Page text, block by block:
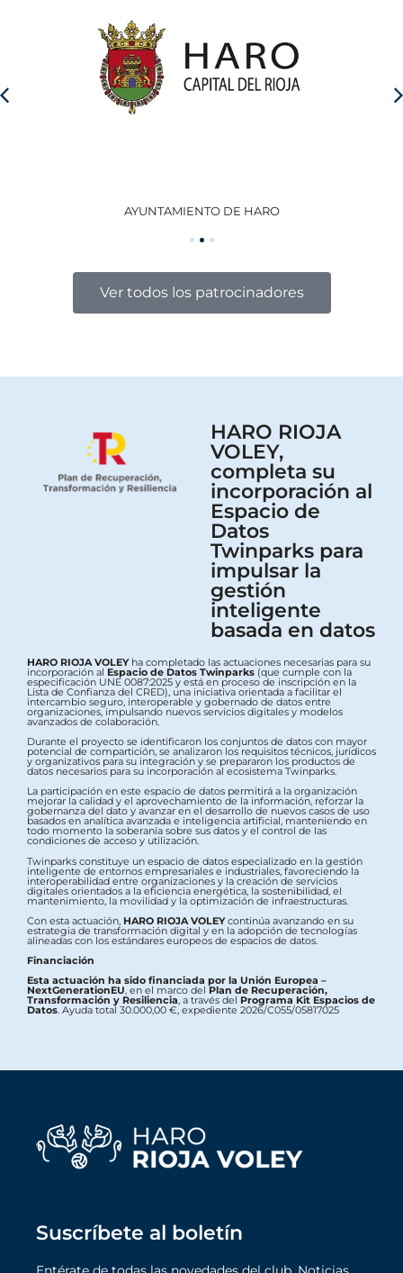
AYUNTAMIENTO DE HARO
Ver todos los patrocinadores
HARO RIOJA
VOLEY,
completa su
incorporación al
Espacio de
Datos
Twinparks para
impulsar la
gestión
inteligente
basada en datos
HARO RIOJA VOLEYha completado las actuaciones necesarias para su
incorporación al Espacio de Datos Twinparks (que cumple con la
especificación UNE 0087:2025 y está en proceso de inscripción en la
Lista de Confianza del CRED), una iniciativa orientada a facilitar el
intercambio seguro, interoperable y gobernado de datos entre
organizaciones, impulsando nuevos servicios digitales y modelos
avanzados de colaboración.
Durante el proyecto se identificaron los conjuntos de datos con mayor
potencial de compartición, se analizaron los requisitos técnicos, jurídicos
y organizativos para su integración y se prepararon los productos de
datos necesarios para su incorporación al ecosistema Twinparks.
La participación en este espacio de datos permitirá a la organización
mejorar la calidad y el aprovechamiento de la información, reforzar la
gobernanza del dato y avanzar en el desarrollo de nuevos casos de uso
basados en analítica avanzada e inteligencia artificial, manteniendo en
todo momento la soberanía sobre sus datos y el control de las
condiciones de acceso y utilización.
Twinparks constituye un espacio de datos especializado en la gestión
inteligente de entornos empresariales e industriales, favoreciendo la
interoperabilidad entre organizaciones y la creación de servicios
digitales orientados a la eficiencia energética, la sostenibilidad, el
mantenimiento, la movilidad y la optimización de infraestructuras.
Con esta actuación, HARO RIOJA VOLEYcontinúa avanzando en su
estrategia de transformación digital y en la adopción de tecnologías
alineadas con los estándares europeos de espacios de datos.
Financiación
Esta actuación ha sido financiada por la Unión Europea –
NextGenerationEU, en el marco del Plan de Recuperación,
Transformación y Resiliencia, a través del Programa Kit Espacios de
Datos. Ayuda total 30.000,00 €, expediente 2026/C055/05817025
Suscríbete al boletín